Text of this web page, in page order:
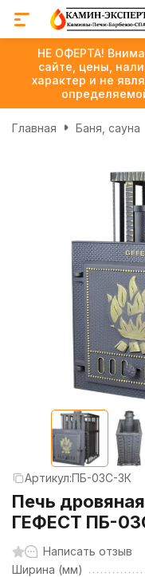
НЕ ОФЕРТА!
сайте, цены,
характер и не
Главная Баня, сауна
Артикул:ПБ-03С-3К
Печь
ГЕФЕСТ ПБ-
Написать отзыв
Ширина (мм)